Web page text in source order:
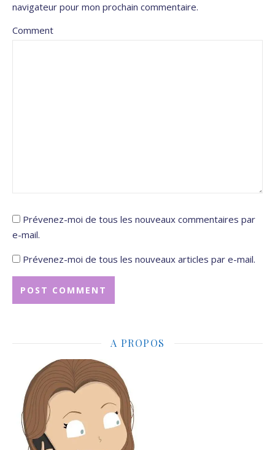
navigateur pour mon prochain commentaire.
Comment
Prévenez-moi de tous les nouveaux commentaires par
e-mail.
Prévenez-moi de tous les nouveaux articles par e-mail.
A PROPOS